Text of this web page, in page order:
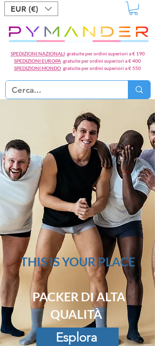
SPEDIZIONI NAZIONALIgratuite per ordini superiori a € 190
SPEDIZIONI EUROPA gratuite per ordini superiori a € 400
SPEDIZIONI MONDO gratuite per ordini superiori a € 550
EUR (€)
LOOK AROUND
THIS IS YOUR PLACE
PACKER DI ALTA
QUALITÀ
Esplora